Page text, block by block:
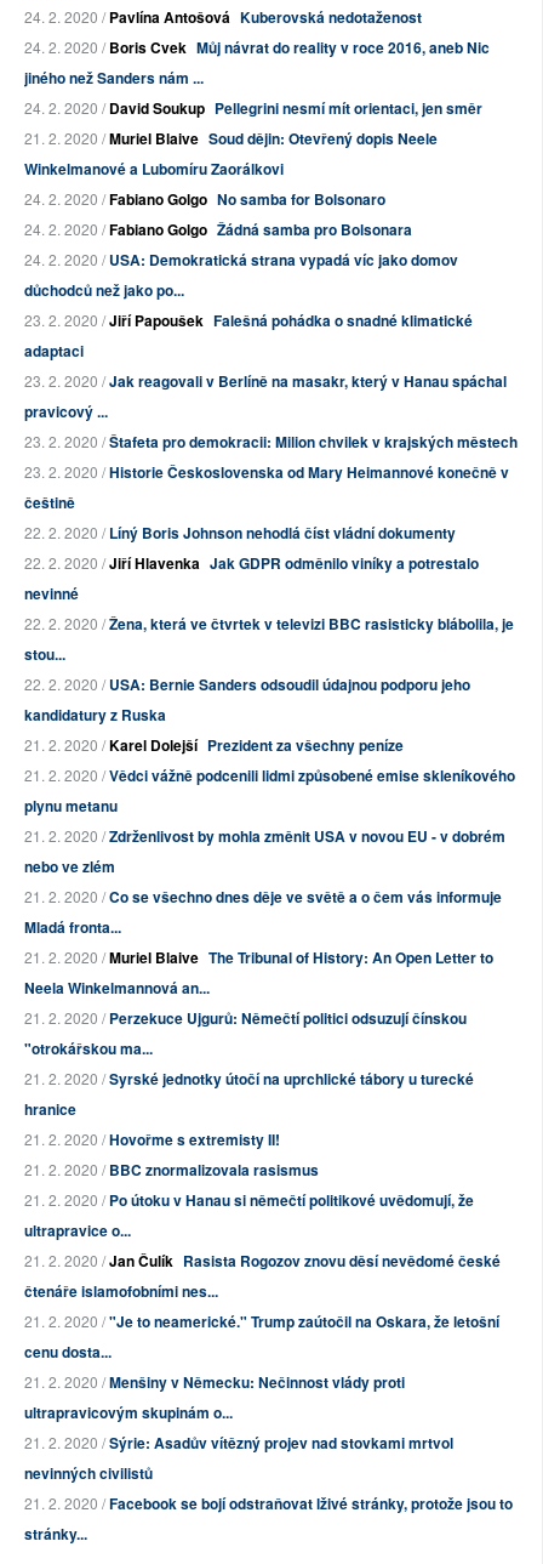
24. 2. 2020 /Pavlína Antošová Kuberovská nedotaženost
24. 2. 2020 /Boris Cvek Můj návrat do reality v roce 2016, aneb Nic
jiného než Sanders nám ...
24. 2. 2020 /David Soukup Pellegrini nesmí mít orientaci, jen směr
21. 2. 2020 /Muriel Blaive Soud dějin: Otevřený dopis Neele
Winkelmanové a Lubomíru Zaorálkovi
24. 2. 2020 /Fabiano Golgo No samba for Bolsonaro
24. 2. 2020 /Fabiano Golgo Žádná samba pro Bolsonara
24. 2. 2020 /USA: Demokratická strana vypadá víc jako domov
důchodců než jako po...
23. 2. 2020 /Jiří Papoušek Falešná pohádka o snadné klimatické
adaptaci
23. 2. 2020 /Jak reagovali v Berlíně na masakr, který v Hanau spáchal
pravicový ...
23. 2. 2020 /Štafeta pro demokracii: Milion chvilek v krajských městech
23. 2. 2020 /Historie Československa od Mary Heimannové konečně v
češtině
22. 2. 2020 /Líný Boris Johnson nehodlá číst vládní dokumenty
22. 2. 2020 /Jiří Hlavenka Jak GDPR odměnilo viníky a potrestalo
nevinné
22. 2. 2020 /Žena, která ve čtvrtek v televizi BBC rasisticky blábolila, je
stou...
22. 2. 2020 /USA: Bernie Sanders odsoudil údajnou podporu jeho
kandidatury z Ruska
21. 2. 2020 /Karel Dolejší Prezident za všechny peníze
21. 2. 2020 /Vědci vážně podcenili lidmi způsobené emise skleníkového
plynu metanu
21. 2. 2020 /Zdrženlivost by mohla změnit USA v novou EU - v dobrém
nebo ve zlém
21. 2. 2020 /Co se všechno dnes děje ve světě a o čem vás informuje
Mladá fronta...
21. 2. 2020 /Muriel Blaive The Tribunal of History: An Open Letter to
Neela Winkelmannová an...
21. 2. 2020 /Perzekuce Ujgurů: Němečtí politici odsuzují čínskou
"otrokářskou ma...
21. 2. 2020 /Syrské jednotky útočí na uprchlické tábory u turecké
hranice
21. 2. 2020 /Hovořme s extremisty II!
21. 2. 2020 /BBC znormalizovala rasismus
21. 2. 2020 /Po útoku v Hanau si němečtí politikové uvědomují, že
ultrapravice o...
21. 2. 2020 /Jan Čulík Rasista Rogozov znovu děsí nevědomé české
čtenáře islamofobními nes...
21. 2. 2020 /"Je to neamerické." Trump zaútočil na Oskara, že letošní
cenu dosta...
21. 2. 2020 /Menšiny v Německu: Nečinnost vlády proti
ultrapravicovým skupinám o...
21. 2. 2020 /Sýrie: Asadův vítězný projev nad stovkami mrtvol
nevinných civilistů
21. 2. 2020 /Facebook se bojí odstraňovat lživé stránky, protože jsou to
stránky...